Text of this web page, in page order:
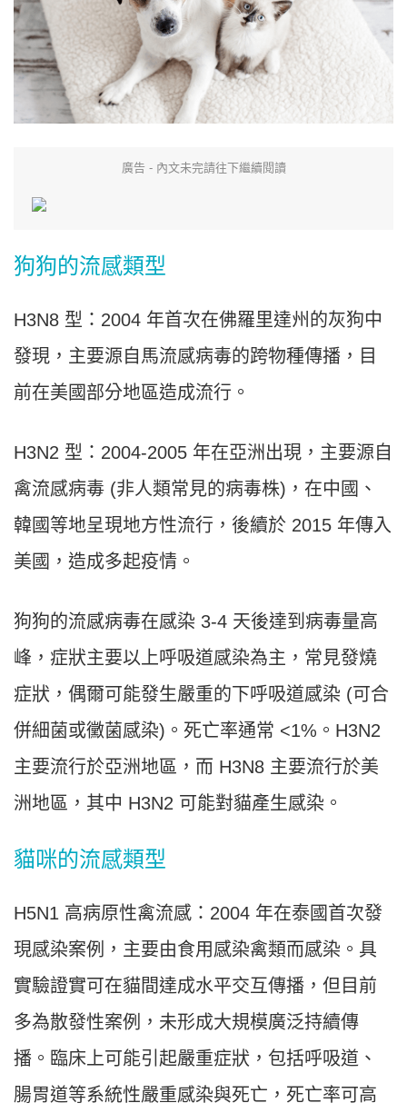
廣告 - 內文未完請往下繼續閱讀
狗狗的流感類型
H3N8 型：2004 年首次在佛羅里達州的灰狗中
發現，主要源自馬流感病毒的跨物種傳播，目
前在美國部分地區造成流行。
H3N2 型：2004-2005 年在亞洲出現，主要源自
禽流感病毒 (非人類常見的病毒株)，在中國、
韓國等地呈現地方性流行，後續於 2015 年傳入
美國，造成多起疫情。
狗狗的流感病毒在感染 3-4 天後達到病毒量高
峰，症狀主要以上呼吸道感染為主，常見發燒
症狀，偶爾可能發生嚴重的下呼吸道感染 (可合
併細菌或黴菌感染)。死亡率通常 <1%。H3N2
主要流行於亞洲地區，而 H3N8 主要流行於美
洲地區，其中 H3N2 可能對貓產生感染。
貓咪的流感類型
H5N1 高病原性禽流感：2004 年在泰國首次發
現感染案例，主要由食用感染禽類而感染。具
實驗證實可在貓間達成水平交互傳播，但目前
多為散發性案例，未形成大規模廣泛持續傳
播。臨床上可能引起嚴重症狀，包括呼吸道、
腸胃道等系統性嚴重感染與死亡，死亡率可高